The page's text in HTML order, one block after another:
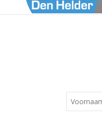
Address